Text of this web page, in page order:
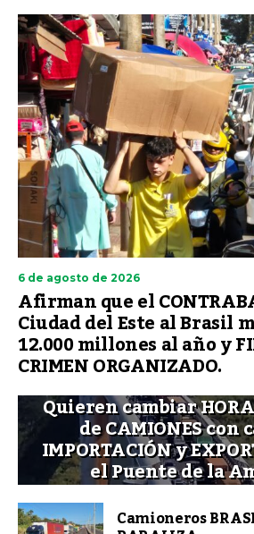
6 de agosto de 2026
Afirman que el
Ciudad del Este al Brasil
12.000 millones al año y
CRIMEN ORGANIZADO.
Quieren cambiar
de CAMIONES con
IMPORTACIÓN y
el Puente de la
Camioneros